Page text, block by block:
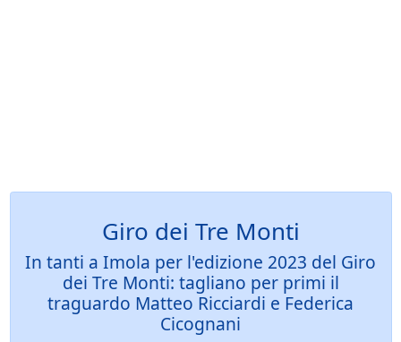
Giro dei Tre Monti
In tanti a Imola per l'edizione 2023 del Giro
dei Tre Monti: tagliano per primi il
traguardo Matteo Ricciardi e Federica
Cicognani